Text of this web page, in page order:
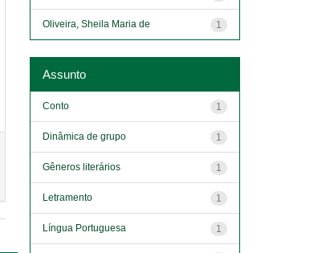
1
Oliveira, Sheila Maria de
Assunto
1
Conto
1
Dinâmica de grupo
1
Gêneros literários
1
Letramento
1
Língua Portuguesa